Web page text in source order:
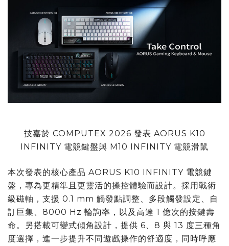
技嘉於 COMPUTEX 2026 發表 AORUS K10
INFINITY 電競鍵盤與 M10 INFINITY 電競滑鼠
本次發表的核心產品 AORUS K10 INFINITY 電競鍵
盤，專為更精準且更靈活的操控體驗而設計。採用戰術
級磁軸，支援 0.1 mm 觸發點調整、多段觸發設定、自
訂巨集、8000 Hz 輪詢率，以及高達 1 億次的按鍵壽
命。另搭載可變式傾角設計，提供 6、8 與 13 度三種角
度選擇，進一步提升不同遊戲操作的舒適度，同時呼應